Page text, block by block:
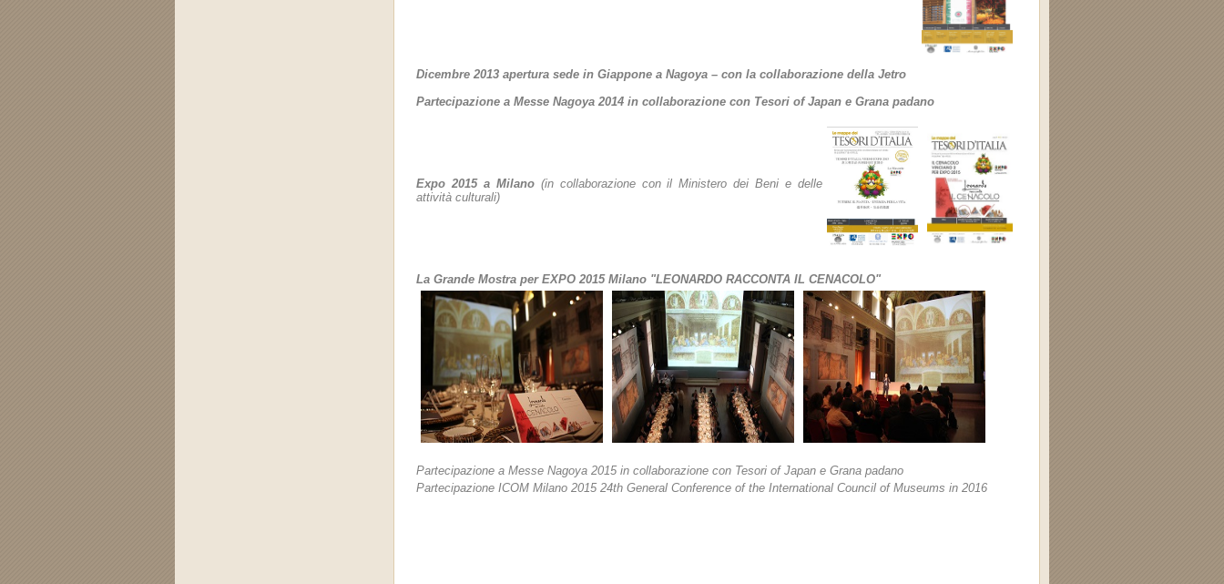
Dicembre 2013 apertura sede in Giappone a Nagoya – con la collaborazione della Jetro
Partecipazione a Messe Nagoya 2014 in collaborazione con Tesori of Japan e Grana padano
Expo 2015 a Milano (in collaborazione con il Ministero dei Beni e delle
attività culturali)
La Grande Mostra per EXPO 2015 Milano "LEONARDO RACCONTA IL CENACOLO"
Partecipazione a Messe Nagoya 2015 in collaborazione con Tesori of Japan e Grana padano
Partecipazione ICOM Milano 2015 24th General Conference of the International Council of Museums in 2016